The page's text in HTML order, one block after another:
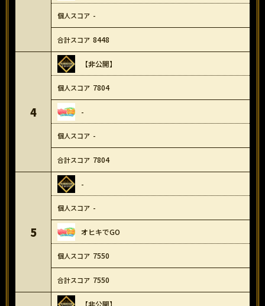
-
8448
4
【非公開】
7804
-
-
7804
5
-
-
オヒキでGO
7550
7550
【非公開】